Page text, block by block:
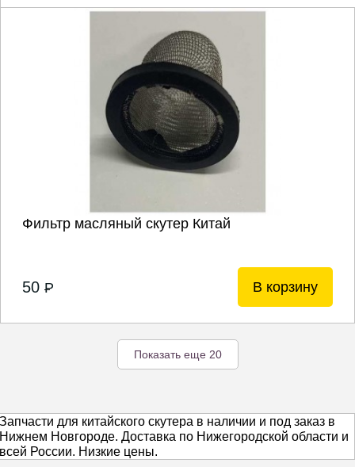
Фильтр масляный скутер Китай
50 P В корзину
Показать еще 20
Запчасти для китайского скутера в наличии и под заказ в
Нижнем Новгороде. Доставка по Нижегородской области и
всей России. Низкие цены.